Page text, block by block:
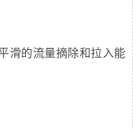
滑的流量摘除和拉入能